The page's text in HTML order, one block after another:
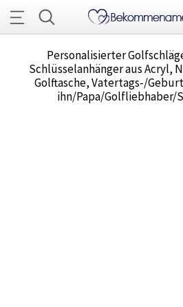
Personalisierter
Schlüsselanhänger aus Acryl,
Golftasche, Vatertags-/
ihn/Papa/Golfliebhaber/